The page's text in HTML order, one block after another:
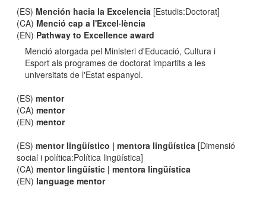
(ES) Mención hacia la Excelencia [Estudis:Doctorat]
(CA) Menció cap a l'Excel·lència
(EN) Pathway to Excellence award
Menció atorgada pel Ministeri d'Educació, Cultura i
Esport als programes de doctorat impartits a les
universitats de l'Estat espanyol.
(ES)mentor
(CA)mentor
(EN)mentor
(ES)mentor lingüístico | mentora lingüística [Dimensió
social i política:Política lingüística]
(CA)mentor lingüístic | mentora lingüística
(EN) language mentor